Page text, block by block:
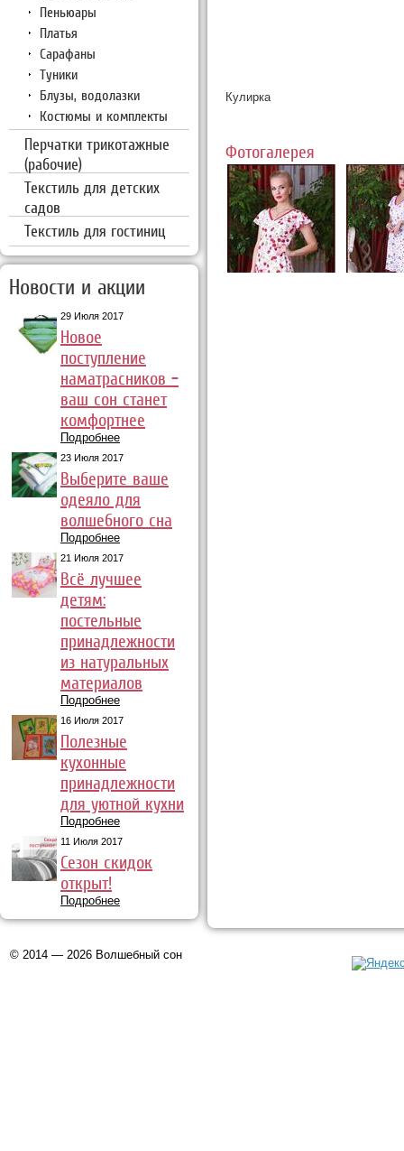
Пеньюары
Платья
Сарафаны
Туники
Блузы, водолазки
Костюмы и комплекты
Перчатки трикотажные
(рабочие)
Текстиль для детских
садов
Текстиль для гостиниц
Новости и акции
29 Июля 2017
Новое
поступление
наматрасников –
ваш сон станет
комфортнее
Подробнее
23 Июля 2017
Выберите ваше
одеяло для
волшебного сна
Подробнее
21 Июля 2017
Всё лучшее
детям:
постельные
принадлежности
из натуральных
материалов
Подробнее
16 Июля 2017
Полезные
кухонные
принадлежности
для уютной кухни
Подробнее
11 Июля 2017
Сезон скидок
открыт!
Подробнее
Кулирка
Фотогалерея
© 2014 — 2026 Волшебный сон